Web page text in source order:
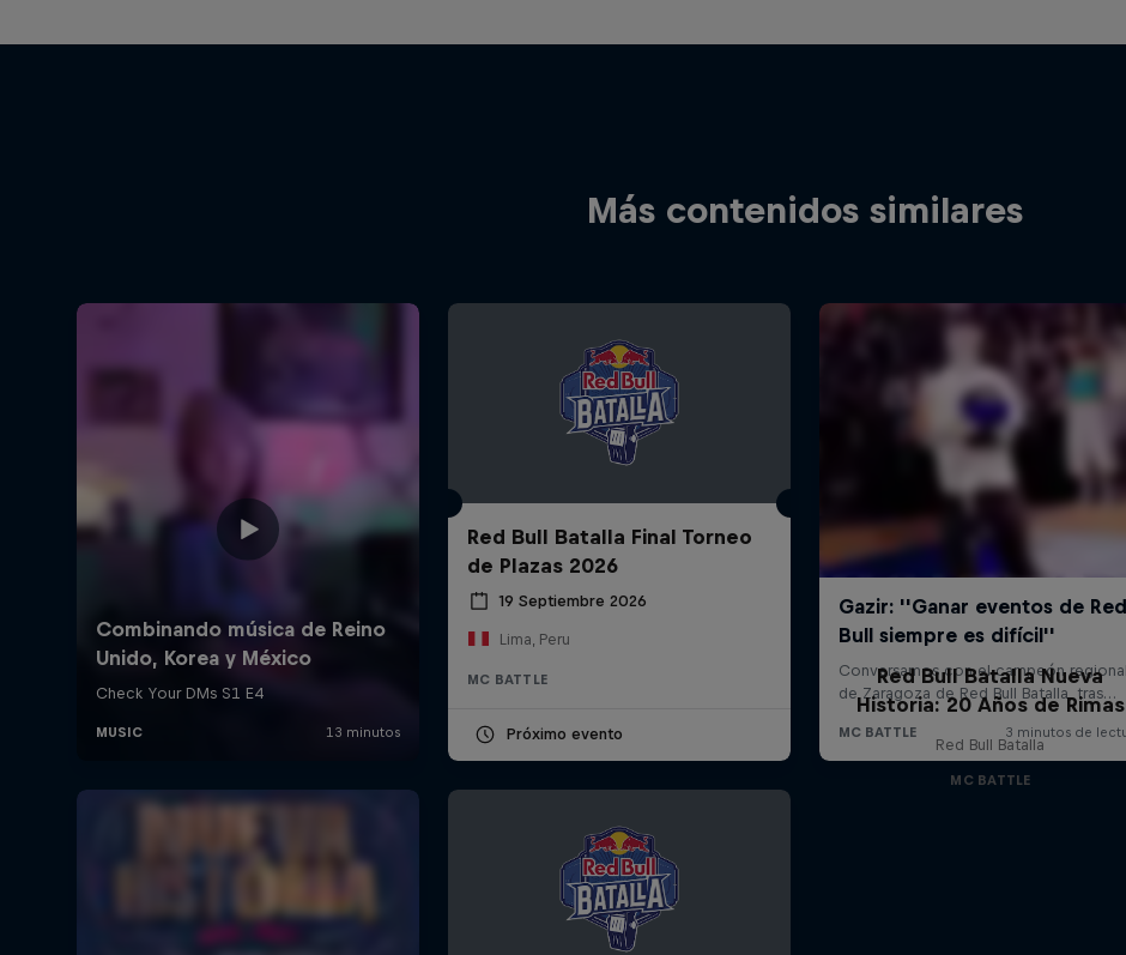
Más contenidos similares
Red Bull Batalla Final Torneo
de Plazas 2026
19 Septiembre 2026
Lima, Peru
MC BATTLE
Próximo evento
Red Bull Batalla Nueva
Historia: 20 Años de Rimas
Red Bull Batalla
MC BATTLE